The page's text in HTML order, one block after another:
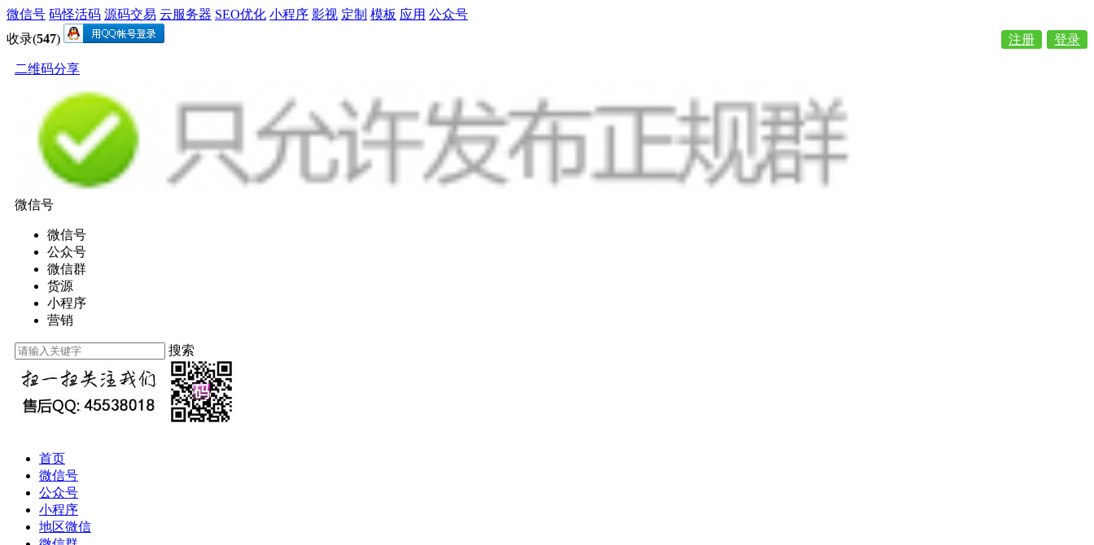
微信号 码怪活码 源码交易 云服务器 SEO优化 小程序 影视 定制 模板 应用 公众号
收录(547) 登录
注册
二维码分享
微信号
微信号
公众号
微信群
货源
小程序
营销
搜索
首页
微信号
公众号
小程序
地区微信